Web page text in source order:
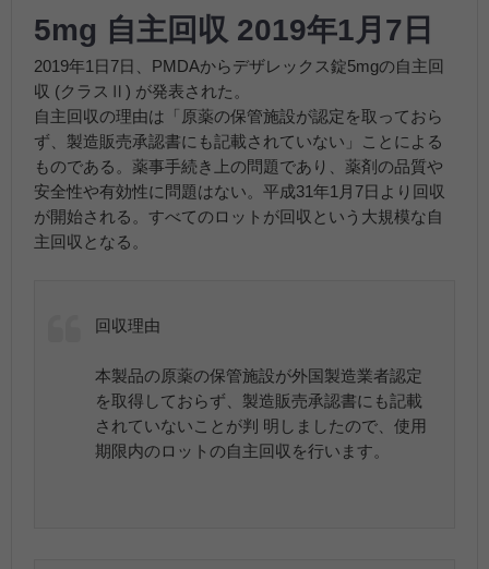
5mg 自主回収 2019年1月7日
2019年1日7日、PMDAからデザレックス錠5mgの自主回
収 (クラスⅡ) が発表された。
自主回収の理由は「原薬の保管施設が認定を取っておら
ず、製造販売承認書にも記載されていない」ことによる
ものである。薬事手続き上の問題であり、薬剤の品質や
安全性や有効性に問題はない。平成31年1月7日より回収
が開始される。すべてのロットが回収という大規模な自
主回収となる。
回収理由
本製品の原薬の保管施設が外国製造業者認定
を取得しておらず、製造販売承認書にも記載
されていないことが判 明しましたので、使用
期限内のロットの自主回収を行います。